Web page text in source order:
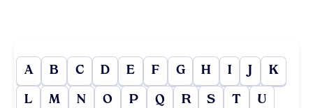
A B C D E F G H I J K
L M N O P Q R S T U